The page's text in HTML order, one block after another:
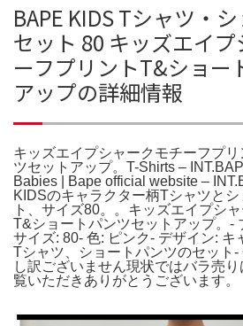
BAPE KIDS Tシャツ・
セット 80 キッズエイ
ーフプリントT&ショー
アップの詳細情報
キッズエイプシャークモチーフプ
ツセットアップ。T-Shirts –
Babies | Bape official website –
KIDSのキャラクター柄Tシャツと
ト、サイズ80。。キッズエイプシ
T&ショートパンツセットアップ。-
サイズ: 80- 色: ピンク- デザイン: キ
Tシャツ、ショートパンツのセット-
し訳ございません現状ではバラ売
覧いただきありがとうございます。